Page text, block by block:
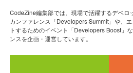
CodeZine編集部では、現場で活躍するデベロ
カンファレンス「Developers Summit」や、
トするためのイベント「Developers Boost」
ンスを企画・運営しています。